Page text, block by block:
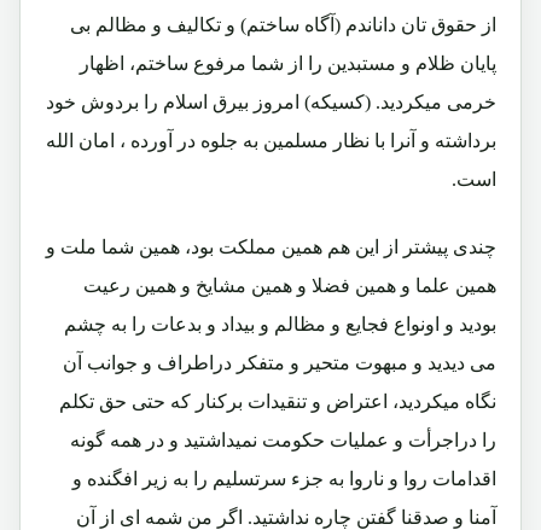
از حقوق تان داناندم (آگاه ساختم) و تکالیف و مظالم بی
پایان ظلام و مستبدین را از شما مرفوع ساختم، اظهار
خرمی میکردید. (کسیکه) امروز بیرق اسلام را بردوش خود
برداشته و آنرا با نظار مسلمین به جلوه در آورده ، امان الله
است.
چندی پیشتر از این هم همین مملکت بود، همین شما ملت و
همین علما و همین فضلا و همین مشایخ و همین رعیت
بودید و اونواع فجایع و مظالم و بیداد و بدعات را به چشم
می دیدید و مبهوت متحیر و متفکر دراطراف و جوانب آن
نگاه میکردید، اعتراض و تنقیدات برکنار که حتی حق تکلم
را دراجرأت و عملیات حکومت نمیداشتید و در همه گونه
اقدامات روا و ناروا به جزء سرتسلیم را به زیر افگنده و
آمنا و صدقنا گفتن چاره نداشتید. اگر من شمه ای از آن